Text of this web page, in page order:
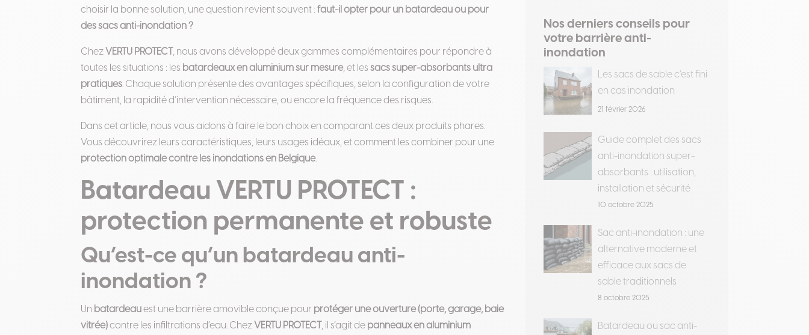
choisir la bonne solution, une question revient souvent :faut-il opter pour un batardeau ou pour
des sacs anti-inondation ?
Chez VERTU PROTECT , nous avons développé deux gammes complémentaires pour répondre à
toutes les situations : les batardeaux en aluminium sur mesure, et lessacs super-absorbants ultra
pratiques. Chaque solution présente des avantages spécifiques, selon la configuration de votre
bâtiment, la rapidité d’intervention nécessaire, ou encore la fréquence des risques.
Dans cet article, nous vous aidons à faire le bon choix en comparant ces deux produits phares.
Vous découvrirez leurs caractéristiques, leurs usages idéaux, et comment les combiner pour une
protection optimale contre les inondations en Belgique.
Batardeau VERTU PROTECT :
protection permanente et robuste
Qu’est-ce qu’un batardeau anti-
inondation ?
Un batardeauest une barrière amovible conçue pour protéger une ouverture (porte, garage, baie
vitrée)contre les infiltrations d’eau. Chez VERTU PROTECT , il s’agit de panneaux en aluminium
Nos derniers conseils pour
votre barrière anti-
inondation
Les sacs de sable c’est fini
en cas inondation
21 février 2026
Guide complet des sacs
anti-inondation super-
absorbants : utilisation,
installation et sécurité
10 octobre 2025
Sac anti-inondation : une
alternative moderne et
efficace aux sacs de
sable traditionnels
8 octobre 2025
Batardeau ou sac anti-